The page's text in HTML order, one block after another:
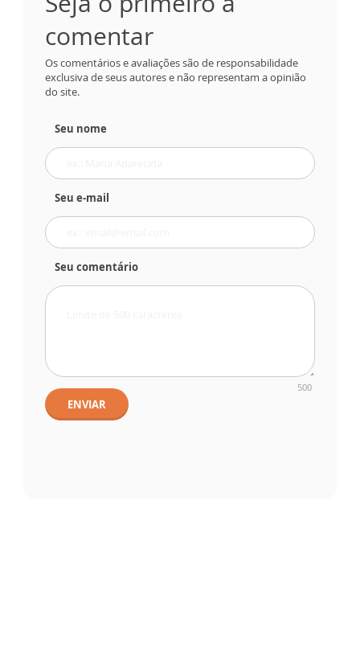
comentar
Os comentários e avaliações são de responsabilidade
exclusiva de seus autores e não representam a opinião
do site.
Seu nome
Seu e-mail
Seu comentário
500
ENVIAR